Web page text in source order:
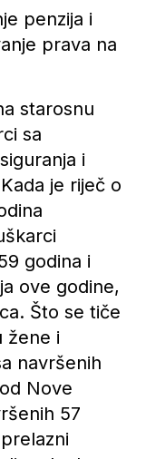
penzija i
prava na
starosnu
sa
i
je riječ o
godina i
ove godine,
Što se tiče
žene i
navršenih
Nove
57